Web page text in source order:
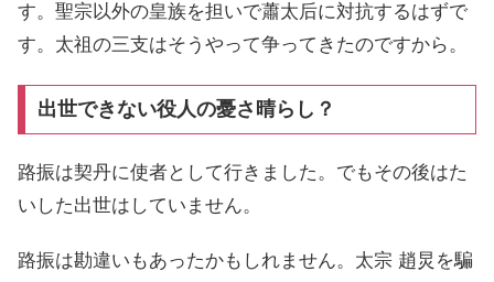
す。聖宗以外の皇族を担いで蕭太后に対抗するはずで
す。太祖の三支はそうやって争ってきたのですから。
出世できない役人の憂さ晴らし？
路振は契丹に使者として行きました。でもその後はた
いした出世はしていません。
路振は勘違いもあったかもしれません。太宗 趙炅を騙